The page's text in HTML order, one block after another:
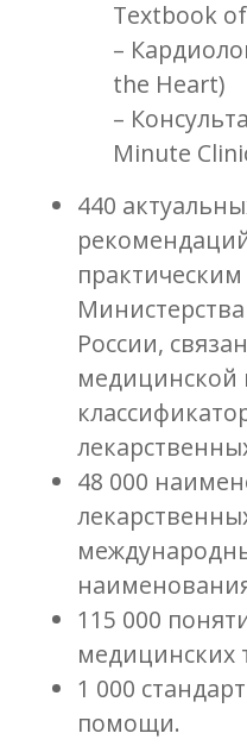
Textbook
–
the Heart)
–
Minute
440
России,
48 000
115 000
медицинских
1 000
помощи.